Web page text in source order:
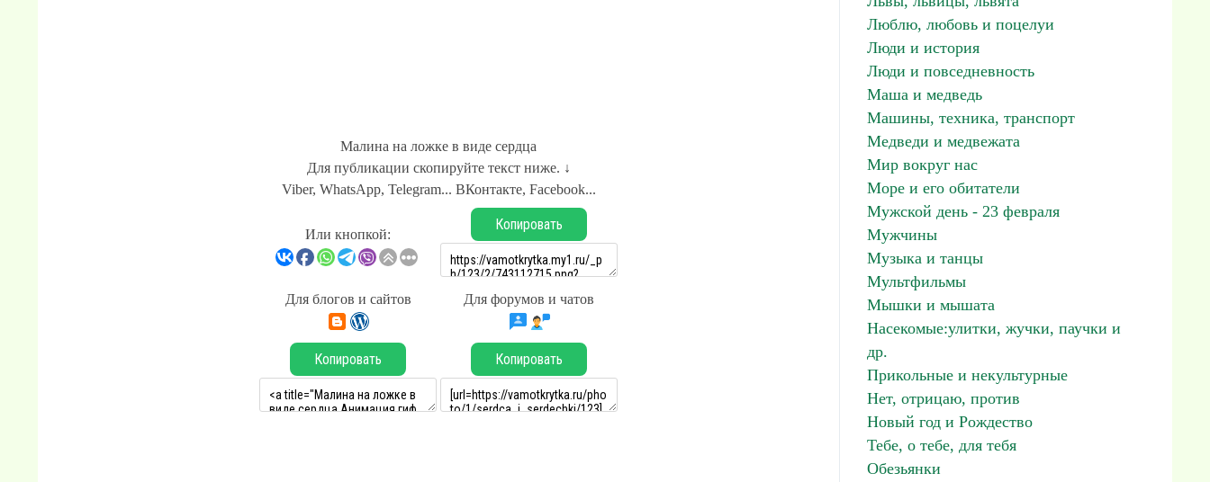
Малина на ложке в виде сердца
Для публикации скопируйте текст ниже. ↓
Viber, WhatsApp, Telegram... ВКонтакте, Facebook...
Или кнопкой:
Копировать
Для блогов и сайтов Для форумов и чатов
Копировать Копировать
Люблю, любовь и поцелуи
Люди и история
Люди и повседневность
Маша и медведь
Машины, техника, транспорт
Медведи и медвежата
Мир вокруг нас
Море и его обитатели
Мужской день - 23 февраля
Мужчины
Музыка и танцы
Мультфильмы
Мышки и мышата
Насекомые:улитки, жучки, паучки и
др.
Прикольные и некультурные
Нет, отрицаю, против
Новый год и Рождество
Тебе, о тебе, для тебя
Обезьянки